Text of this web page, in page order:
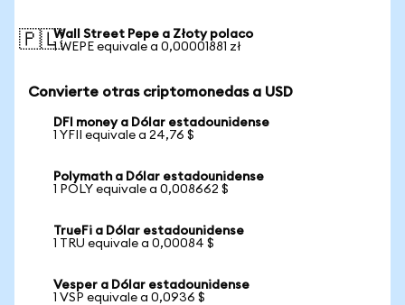
🇵🇱Wall Street Pepe a Złoty polaco
1 WEPE equivale a 0,00001881 zł
Convierte otras criptomonedas a USD
DFI money a Dólar estadounidense
1 YFII equivale a 24,76 $
Polymath a Dólar estadounidense
1 POLY equivale a 0,008662 $
TrueFi a Dólar estadounidense
1 TRU equivale a 0,00084 $
Vesper a Dólar estadounidense
1 VSP equivale a 0,0936 $